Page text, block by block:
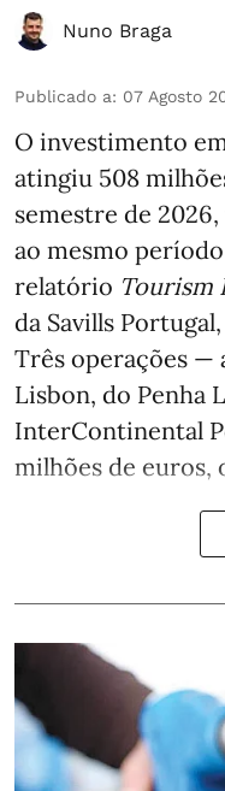
Nuno Braga
Publicado a: 07 Agosto
O investimento
atingiu 508
semestre de
ao mesmo
relatório Tourism
da Savills
Três operações —
Lisbon, do Penha
InterContinental
milhões de euros,